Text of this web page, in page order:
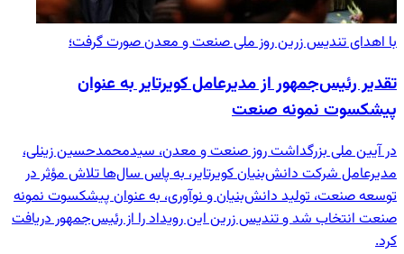
با اهدای تندیس زرین روز ملی صنعت و معدن صورت گرفت؛
تقدیر رئیس‌جمهور از مدیرعامل کویرتایر به عنوان
پیشکسوت نمونه صنعت
در آیین ملی بزرگداشت روز صنعت و معدن، سیدمحمدحسین زینلی،
مدیرعامل شرکت دانش‌بنیان کویرتایر، به پاس سال‌ها تلاش مؤثر در
توسعه صنعت، تولید دانش‌بنیان و نوآوری، به عنوان پیشکسوت نمونه
صنعت انتخاب شد و تندیس زرین این رویداد را از رئیس‌جمهور دریافت
کرد.